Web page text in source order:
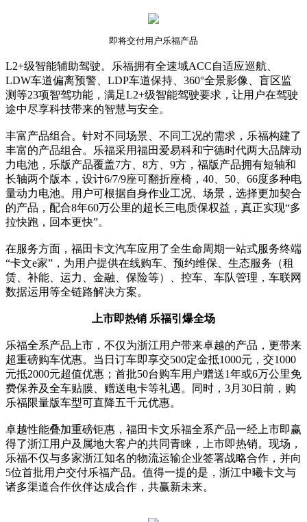
即将交付用户乐福产品
L2+级智能辅助驾驶。乐福拥有全速域ACC自适应巡航、
LDW车道偏离预警、LDP车道保持、360°全景影像、盲区监
测等23项智驾功能，满足L2+级智能驾驶要求，让用户在驾驶
途中尽享科技带来的智慧与安全。
丰富产品组合。针对不同场景、不同工况的需求，乐福构建了
丰富的产品组合。乐福采用福田爱易科和宁德时代两大品牌动
力电池，乐版产品覆盖7方、8方、9方，福版产品拥有短轴和
长轴两个版本，设计6/7/9座可翻折座椅，40、50、66度多种电
量动力电池。用户可根据自身作业工况、场景，选择更加契合
的产品，配合8年60万公里的超长三电质保权益，真正实现“多
拉快跑，回本更快”。
在服务方面，福田卡文汽车应用了全生命周期一站式服务终端
“卡文e家”，为用户提供在线购车、预约维保、生态服务（租
赁、补能、运力、金融、保险等）、控车、车队管理，车联网
数据运用等全链路解决方案。
上市即热销 乐福引爆全场
乐福全系产品上市，不仅为浙江用户带来卓越的产品，更带来
超重磅购车优惠。当日订车即享交500定金抵1000元，交1000
元抵2000元超值优惠；首批50台购车用户赠送1年或6万公里免
费保养及全车贴膜、赠送电卡等礼遇。同时，3月30日前，购
乐福限量版车型可直降五千元优惠。
卓越性能叠加重磅钜惠，福田卡文乐福全系产品一经上市即赢
得了浙江用户及属地大客户的共同青睐，上市即热销。现场，
乐福不仅与多家浙江知名的物流运输企业签署战略合作，并向
5位首批用户交付乐福产品。值得一提的是，浙江中曦卡文与
诸多渠道合作伙伴达成合作，共赢新未来。